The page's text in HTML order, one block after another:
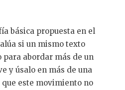
básica propuesta en el
si un mismo texto
para abordar más de un
y úsalo en más de una
que este movimiento no